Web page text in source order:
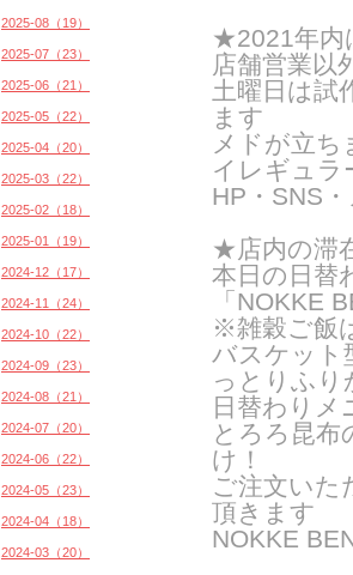
★2021年
店舗営業以
土曜日は試
ます
メドが立
イレギュラ
HP・SNS
★店内の滞
本日の日替
「NOKKE
※雑穀ご飯
バスケット
っとりふり
日替わりメ
とろろ昆布
け！
ご注文いた
頂きます
NOKKE
2025-08（19）
2025-07（23）
2025-06（21）
2025-05（22）
2025-04（20）
2025-03（22）
2025-02（18）
2025-01（19）
2024-12（17）
2024-11（24）
2024-10（22）
2024-09（23）
2024-08（21）
2024-07（20）
2024-06（22）
2024-05（23）
2024-04（18）
2024-03（20）